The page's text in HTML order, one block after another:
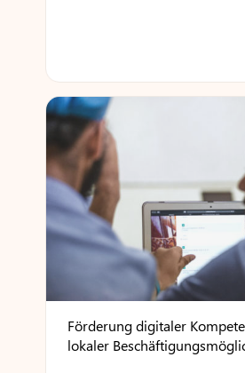
Förderung digitaler
lokaler